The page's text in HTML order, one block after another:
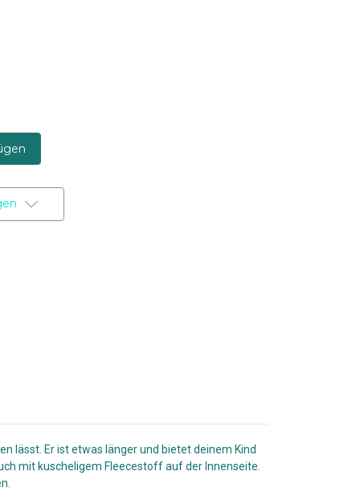
lässt. Er ist etwas länger und bietet deinem Kind
mit kuscheligem Fleecestoff auf der Innenseite.